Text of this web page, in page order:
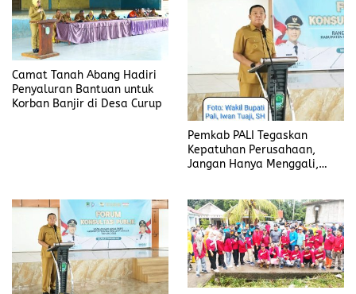
Camat Tanah Abang Hadiri
Penyaluran Bantuan untuk
Korban Banjir di Desa Curup
Pemkab PALI Tegaskan
Kepatuhan Perusahaan,
Jangan Hanya Menggali,